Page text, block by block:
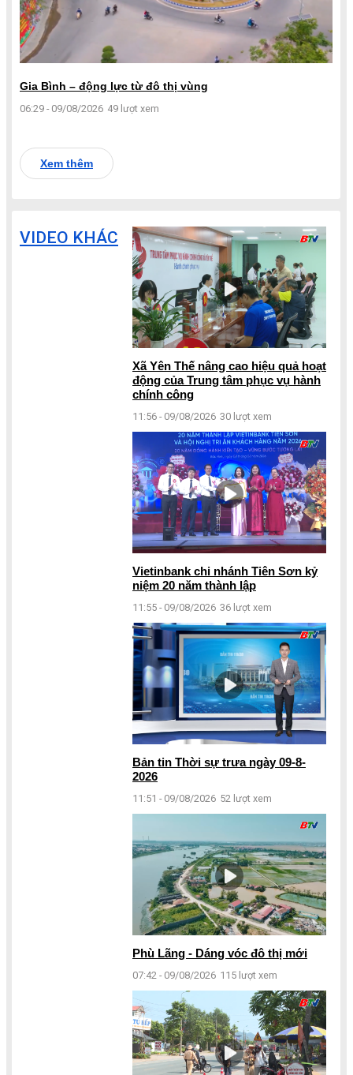
Gia Bình – động lực từ đô thị vùng
06:29 - 09/08/2026 49 lượt xem
Xem thêm
VIDEO KHÁC
Xã Yên Thế nâng cao hiệu quả hoạt
động của Trung tâm phục vụ hành
chính công
11:56 - 09/08/2026 30 lượt xem
Vietinbank chi nhánh Tiên Sơn kỷ
niệm 20 năm thành lập
11:55 - 09/08/2026 36 lượt xem
Bản tin Thời sự trưa ngày 09-8-
2026
11:51 - 09/08/2026 52 lượt xem
Phù Lãng - Dáng vóc đô thị mới
07:42 - 09/08/2026 115 lượt xem